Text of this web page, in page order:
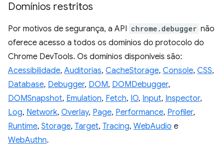
Domínios restritos
Por motivos de segurança, a API chrome.debugger não
oferece acesso a todos os domínios do protocolo do
Chrome DevTools. Os domínios disponíveis são:
Acessibilidade, Auditorias, CacheStorage, Console, CSS,
Database, Debugger, DOM, DOMDebugger,
DOMSnapshot, Emulation, Fetch, IO, Input, Inspector,
Log, Network, Overlay, Page, Performance, Profiler,
Runtime, Storage, Target, Tracing, WebAudio e
WebAuthn.